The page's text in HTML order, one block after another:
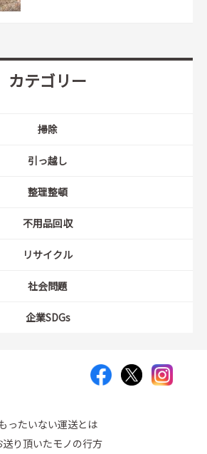
カテゴリー
掃除
引っ越し
整理整頓
不用品回収
リサイクル
社会問題
企業SDGs
ったいない運送とは
送り頂いたモノの行方